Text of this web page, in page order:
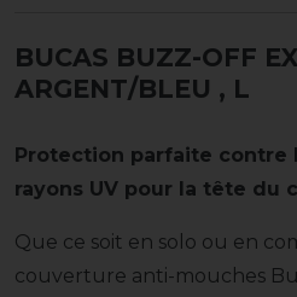
BUCAS BUZZ-OFF
ARGENT/BLEU , L
Protection parfaite contre
rayons UV pour la tête du
Que ce soit en solo ou en
couverture anti-mouches